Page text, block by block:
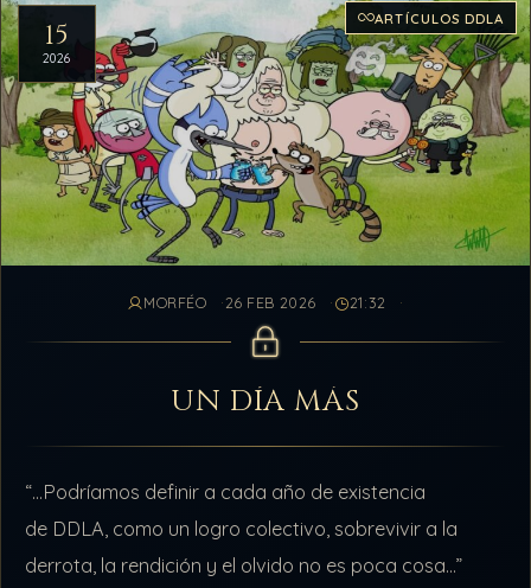
15
2026
ARTÍCULOS DDLA
MORFÉO 26 FEB 2026 21:32
UN DÍA MÁS
“…Podríamos definir a cada año de existencia
de DDLA, como un logro colectivo, sobrevivir a la
derrota, la rendición y el olvido no es poca cosa…”